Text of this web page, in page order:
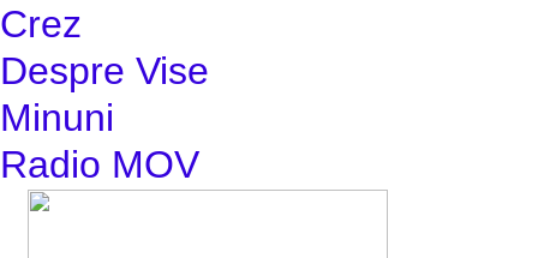
Crez
Despre Vise
Minuni
Radio MOV